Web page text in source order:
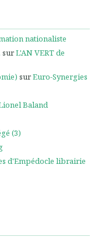
nationaliste
surL'AN VERT de
surEuro-Synergies
Baland
(3)
d'Empédocle librairie